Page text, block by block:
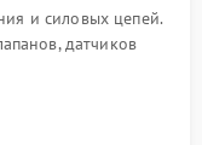
и силовых цепей.
датчиков
степени износа
гидросистемы